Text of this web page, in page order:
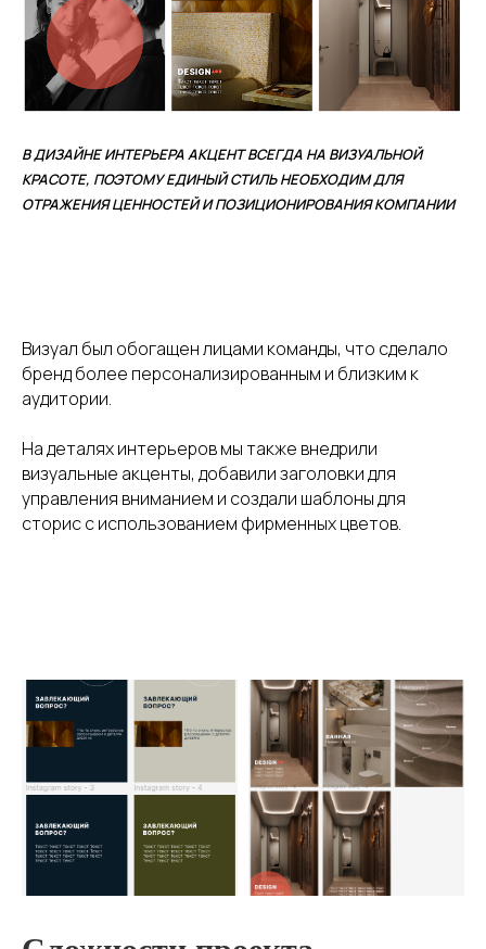
В ДИЗАЙНЕ ИНТЕРЬЕРА АКЦЕНТ ВСЕГДА НА ВИЗУАЛЬНОЙ
КРАСОТЕ, ПОЭТОМУ ЕДИНЫЙ СТИЛЬ НЕОБХОДИМ ДЛЯ
ОТРАЖЕНИЯ ЦЕННОСТЕЙ И ПОЗИЦИОНИРОВАНИЯ КОМПАНИИ
Визуал был обогащен лицами команды, что сделало
бренд более персонализированным и близким к
аудитории.
На деталях интерьеров мы также внедрили
визуальные акценты, добавили заголовки для
управления вниманием и создали шаблоны для
сторис с использованием фирменных цветов.